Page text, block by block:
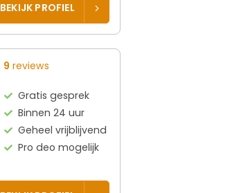
BEKIJK PROFIEL
9 reviews
Gratis gesprek
Binnen 24 uur
Geheel vrijblijvend
Pro deo mogelijk